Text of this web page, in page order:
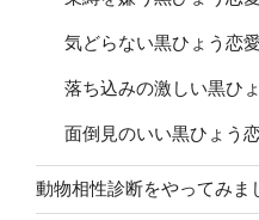
気どらない黒ひょう恋
落ち込みの激しい黒ひ
面倒見のいい黒ひょう
動物相性診断をやってみま